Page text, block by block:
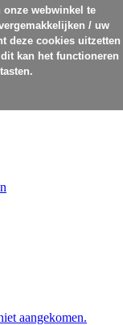
aangekomen.
webwinkel te
/ uw
deze cookies uitzetten
kan het functioneren